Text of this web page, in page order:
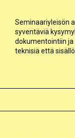
Seminaariyleisön
syventäviä
dokumentointiin ja
teknisiä että